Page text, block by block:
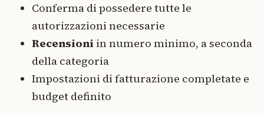
Conferma di possedere tutte le
autorizzazioni necessarie
Recensioni in numero minimo, a seconda
della categoria
Impostazioni di fatturazione completate e
budget definito